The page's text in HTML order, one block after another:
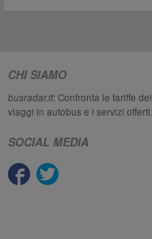
CHI SIAMO
busradar.it: Confronta le tariffe dei
viaggi in autobus e i servizi offerti.
SOCIAL MEDIA